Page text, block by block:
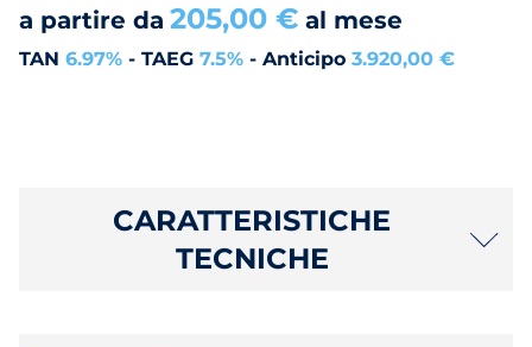
a partire da 205,00 € al mese
TAN 6.97% - TAEG 7.5% - Anticipo 3.920,00 €
CARATTERISTICHE
TECNICHE